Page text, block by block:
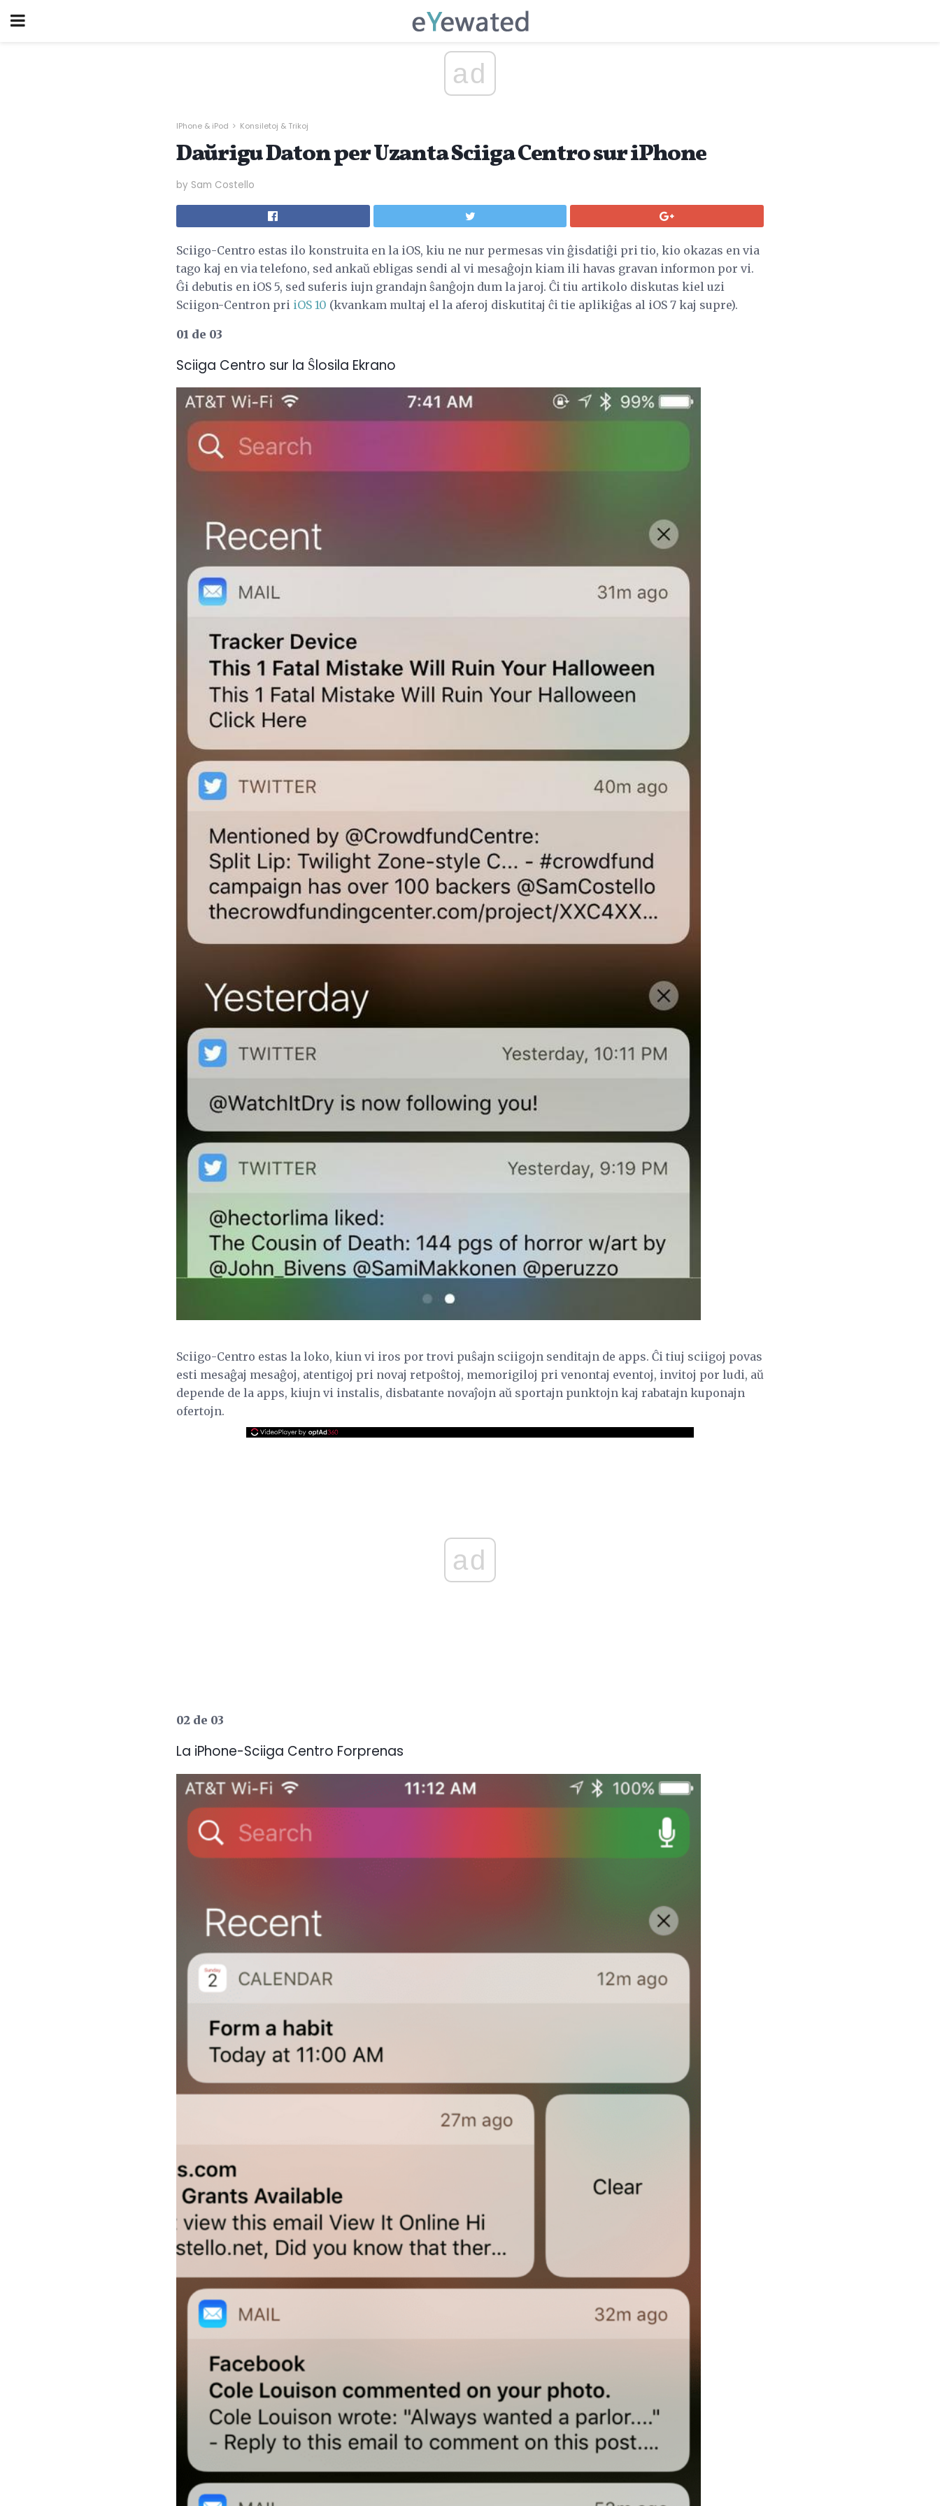
ad
IPhone & iPod Konsiletoj & Trikoj
Daŭrigu Daton per Uzanta Sciiga Centro sur iPhone
by Sam Costello
Sciigo-Centro estas ilo konstruita en la iOS, kiu ne nur permesas vin ĝisdatiĝi pri tio, kio okazas en via
tago kaj en via telefono, sed ankaŭ ebligas sendi al vi mesaĝojn kiam ili havas gravan informon por vi.
Ĝi debutis en iOS 5, sed suferis iujn grandajn ŝanĝojn dum la jaroj. Ĉi tiu artikolo diskutas kiel uzi
Sciigon-Centron pri iOS 10 (kvankam multaj el la aferoj diskutitaj ĉi tie aplikiĝas al iOS 7 kaj supre).
01 de 03
Sciiga Centro sur la Ŝlosila Ekrano
Sciigo-Centro estas la loko, kiun vi iros por trovi puŝajn sciigojn senditajn de apps. Ĉi tiuj sciigoj povas
esti mesaĝaj mesaĝoj, atentigoj pri novaj retpoŝtoj, memorigiloj pri venontaj eventoj, invitoj por ludi, aŭ
depende de la apps, kiujn vi instalis, disbatante novaĵojn aŭ sportajn punktojn kaj rabatajn kuponajn
ofertojn.
ad
02 de 03
La iPhone-Sciiga Centro Forprenas